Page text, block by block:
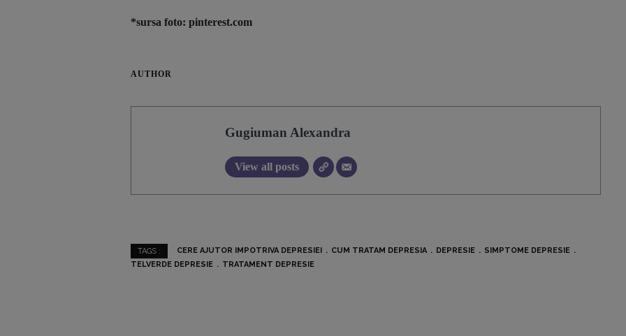
*sursa foto: pinterest.com
AUTHOR
Gugiuman Alexandra
View all posts
TAGS : CERE AJUTOR IMPOTRIVA DEPRESIEI CUM TRATAM DEPRESIA DEPRESIE
SIMPTOME DEPRESIE
TELVERDE DEPRESIE
TRATAMENT DEPRESIE